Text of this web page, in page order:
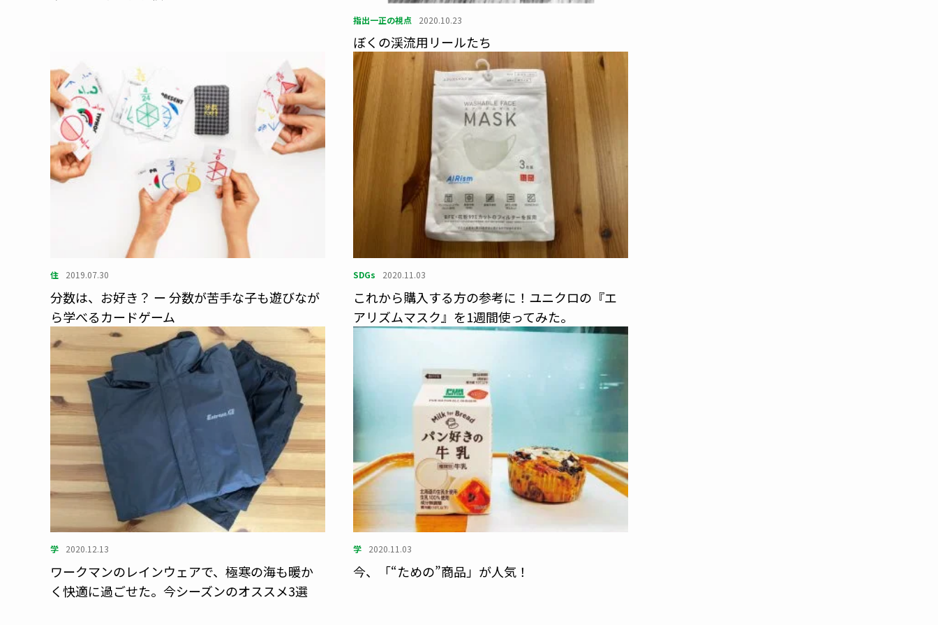
指出一正の視点 2020.10.23
ぼくの渓流用リールたち
住 2019.07.30
分数は、お好き？ ー 分数が苦手な子も遊びなが
ら学べるカードゲーム
SDGs 2020.11.03
これから購入する方の参考に！ユニクロの『エ
アリズムマスク』を1週間使ってみた。
学 2020.12.13
ワークマンのレインウェアで、極寒の海も暖か
く快適に過ごせた。今シーズンのオススメ3選
学 2020.11.03
今、「“ための”商品」が人気！